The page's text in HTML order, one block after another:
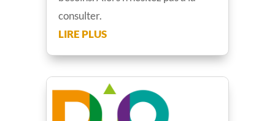
consulter.
LIRE PLUS